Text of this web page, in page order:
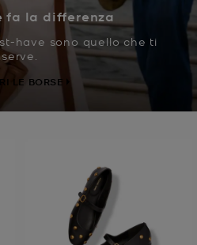
fa la differenza
have sono quello che ti
serve.
LE BORSE